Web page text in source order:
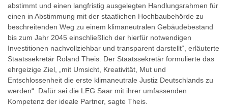
abstimmt und einen langfristig ausgelegten Handlungsrahmen für
einen in Abstimmung mit der staatlichen Hochbaubehörde zu
beschreitenden Weg zu einem klimaneutralen Gebäudebestand
bis zum Jahr 2045 einschließlich der hierfür notwendigen
Investitionen nachvollziehbar und transparent darstellt“, erläuterte
Staatssekretär Roland Theis. Der Staatssekretär formulierte das
ehrgeizige Ziel, „mit Umsicht, Kreativität, Mut und
Entschlossenheit die erste klimaneutrale Justiz Deutschlands zu
werden“. Dafür sei die LEG Saar mit ihrer umfassenden
Kompetenz der ideale Partner, sagte Theis.